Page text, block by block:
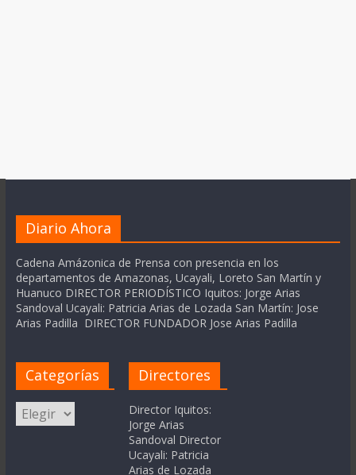
Diario Ahora
Cadena Amázonica de Prensa con presencia en los
departamentos de Amazonas, Ucayali, Loreto San Martín y
Huanuco DIRECTOR PERIODÍSTICO Iquitos: Jorge Arias
Sandoval Ucayali: Patricia Arias de Lozada San Martín: Jose
Arias Padilla DIRECTOR FUNDADOR Jose Arias Padilla
Categorías
Categorías
Directores
Director Iquitos:
Jorge Arias
Sandoval Director
Ucayali: Patricia
Arias de Lozada